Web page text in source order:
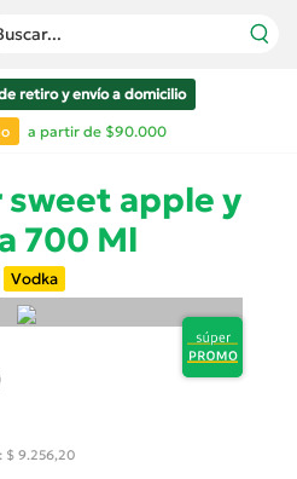
retiro y envío a domicilio
a partir de $90.000
sweet apple y
700 Ml
Vodka
$ 9.256,20